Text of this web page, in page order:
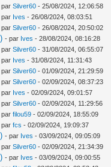
parSilver60 - 25/08/2024, 12:06:58
par Ives - 26/08/2024, 08:03:51
parSilver60 - 26/08/2024, 20:50:02
- par Ives - 28/08/2024, 08:16:28
parSilver60 - 31/08/2024, 06:55:07
par Ives - 31/08/2024, 11:31:43
parSilver60 - 01/09/2024, 21:29:59
parSilver60 - 02/09/2024, 08:37:23
par Ives - 02/09/2024, 09:01:57
parSilver60 - 02/09/2024, 11:29:56
parfilou59 - 02/09/2024, 18:55:09
parfcs - 02/09/2024, 19:09:37
- par Ives - 03/09/2024, 09:05:09
parSilver60 - 02/09/2024, 21:34:39
- par Ives - 03/09/2024, 09:00:55